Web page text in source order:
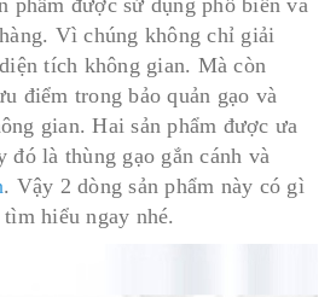
phẩm được sử dụng phổ biến và
Vì chúng không chỉ giải
tích không gian. Mà còn
điểm trong bảo quản gạo và
gian. Hai sản phẩm được ưa
đó là thùng gạo gắn cánh và
. Vậy 2 dòng sản phẩm này có gì
hiểu ngay nhé.